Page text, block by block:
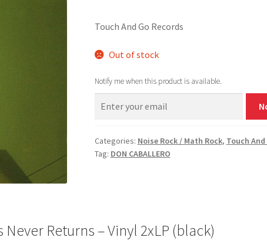
Touch And Go Records
Out of stock
Notify me when this product is available.
Categories: Noise Rock / Math Rock, Touch And
Tag: DON CABALLERO
Never Returns – Vinyl 2xLP (black)